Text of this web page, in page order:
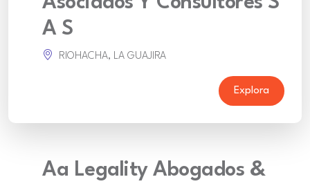
A S
RIOHACHA, LA GUAJIRA
Explora
Aa Legality Abogados &